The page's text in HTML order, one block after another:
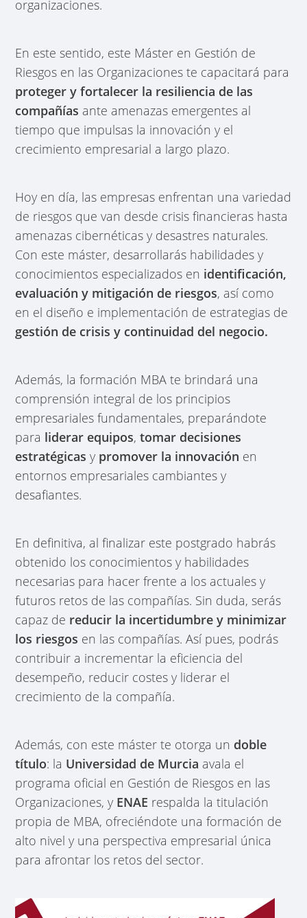
organizaciones.
En este sentido, este Máster en Gestión de
Riesgos en las Organizaciones te capacitará para
proteger y fortalecer la resiliencia de las
compañías ante amenazas emergentes al
tiempo que impulsas la innovación y el
crecimiento empresarial a largo plazo.
Hoy en día, las empresas enfrentan una variedad
de riesgos que van desde crisis financieras hasta
amenazas cibernéticas y desastres naturales.
Con este máster, desarrollarás habilidades y
conocimientos especializados en identificación,
evaluación y mitigación de riesgos, así como
en el diseño e implementación de estrategias de
gestión de crisis y continuidad del negocio.
Además, la formación MBA te brindará una
comprensión integral de los principios
empresariales fundamentales, preparándote
para liderar equipos,tomar decisiones
estratégicas y promover la innovación en
entornos empresariales cambiantes y
desafiantes.
En definitiva, al finalizar este postgrado habrás
obtenido los conocimientos y habilidades
necesarias para hacer frente a los actuales y
futuros retos de las compañías. Sin duda, serás
capaz de reducir la incertidumbre y minimizar
los riesgos en las compañías. Así pues, podrás
contribuir a incrementar la eficiencia del
desempeño, reducir costes y liderar el
crecimiento de la compañía.
Además, con este máster te otorga un doble
título: la Universidad de Murcia avala el
programa oficial en Gestión de Riesgos en las
Organizaciones, y ENAE respalda la titulación
propia de MBA, ofreciéndote una formación de
alto nivel y una perspectiva empresarial única
para afrontar los retos del sector.